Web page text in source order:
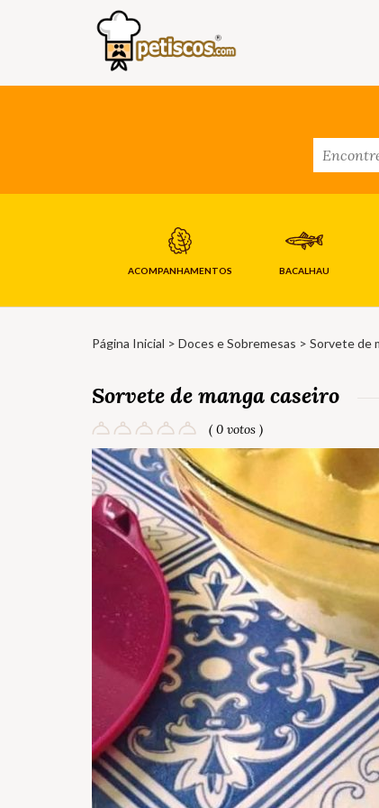
ACOMPANHAMENTOS BACALHAU
Página Inicial > Doces e Sobremesas > Sorvete de
Sorvete de manga caseiro
( 0 votos )